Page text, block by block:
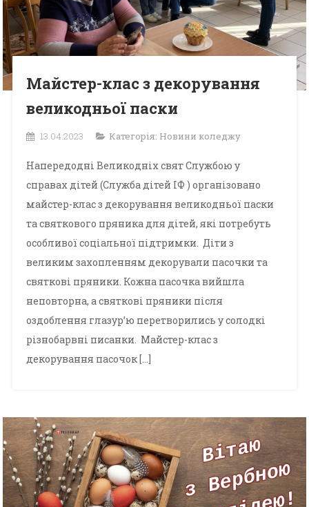
Майстер-клас з декорування
великодньої паски
13.04.2023 Категорія: Новини коледжу
Напередодні Великодніх свят Службою у
справах дітей (Служба дітей ІФ ) організовано
майстер-клас з декорування великодньої паски
та святкового пряника для дітей, які потребуть
особливої соціальної підтримки. Діти з
великим захопленням декорували пасочки та
святкові пряники. Кожна пасочка вийшла
неповторна, а святкові пряники після
оздоблення глазур’ю перетворились у солодкі
різнобарвні писанки. Майстер-клас з
декорування пасочок […]